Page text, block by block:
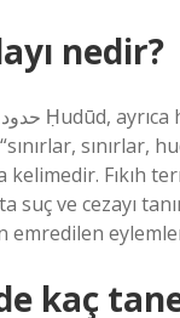
nedir?
sınırlar,
kelimedir. Fıkıh
suç ve cezayı
emredilen
kaç